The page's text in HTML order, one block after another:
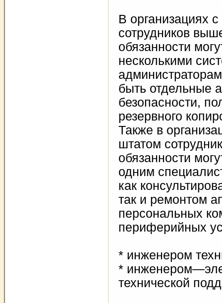
В организациях
сотрудников
обязанности
несколькими
быть отдельные
безопасности,
резервного
Также в
штатом
обязанности
одним
как
так и ремонтом
персональных
периферийных
* инженером
*
технической